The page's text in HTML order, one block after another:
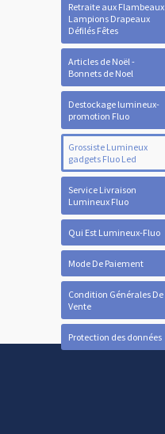
Retraite aux Flambeaux
Lampions Drapeaux
Défilés Fêtes
Articles de Noël -
Bonnets de Noel
Destockage lumineux-
promotion Fluo
Grossiste Lumineux
gadgets Fluo Led
Service Livraison
Lumineux Fluo
Qui Est Lumineux-Fluo
Mode De Paiement
Condition Générales De
Vente
Protection des données